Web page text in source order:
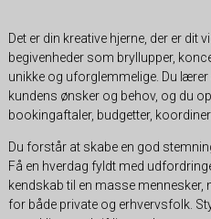
Det er din kreative hjerne, der er dit
begivenheder som bryllupper,
unikke og uforglemmelige. Du
kundens ønsker og behov, og du
bookingaftaler, budgetter,
Du forstår at skabe en god
Få en hverdag fyldt med
kendskab til en masse
for både private og erhvervsfolk.